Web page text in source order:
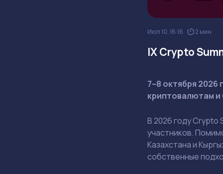
Июл 10, 16:16 2 мин
IX Crypto
7–8 октября
криптовалютам и
В 2026 году Crypto
участников.
Казахстана и
собственные